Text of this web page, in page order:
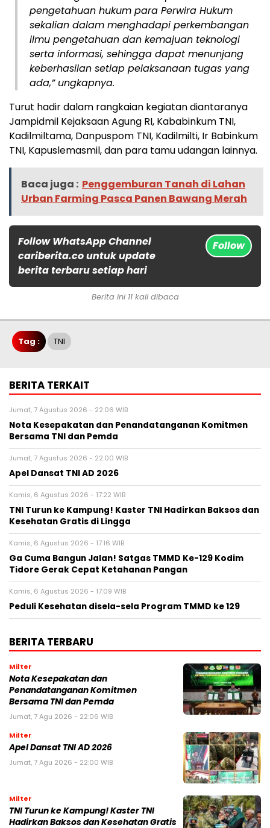
pengetahuan hukum para Perwira Hukum
sekalian dalam menghadapi perkembangan
ilmu pengetahuan dan kemajuan teknologi
serta informasi, sehingga dapat menunjang
keberhasilan setiap pelaksanaan tugas yang
ada,” ungkapnya.
Turut hadir dalam rangkaian kegiatan diantaranya
Jampidmil Kejaksaan Agung RI, Kababinkum TNI,
Kadilmiltama, Danpuspom TNI, Kadilmilti, Ir Babinkum
TNI, Kapuslemasmil, dan para tamu udangan lainnya.
Baca juga : Penggemburan Tanah di Lahan
Urban Farming Pasca Panen Bawang Merah
Follow WhatsApp Channel
cariberita.co untuk update
berita terbaru setiap hari
Follow
Berita ini 11 kali dibaca
Tag : TNI
BERITA TERKAIT
Jumat, 7 Agustus 2026 - 22:06 WIB
Nota Kesepakatan dan Penandatanganan Komitmen
Bersama TNI dan Pemda
Jumat, 7 Agustus 2026 - 22:00 WIB
Apel Dansat TNI AD 2026
Kamis, 6 Agustus 2026 - 17:22 WIB
TNI Turun ke Kampung! Kaster TNI Hadirkan Baksos dan
Kesehatan Gratis di Lingga
Kamis, 6 Agustus 2026 - 17:16 WIB
Ga Cuma Bangun Jalan! Satgas TMMD Ke-129 Kodim
Tidore Gerak Cepat Ketahanan Pangan
Kamis, 6 Agustus 2026 - 17:09 WIB
Peduli Kesehatan disela-sela Program TMMD ke 129
BERITA TERBARU
Milter
Nota Kesepakatan dan
Penandatanganan Komitmen
Bersama TNI dan Pemda
Jumat, 7 Agu 2026 - 22:06 WIB
Milter
Apel Dansat TNI AD 2026
Jumat, 7 Agu 2026 - 22:00 WIB
Milter
TNI Turun ke Kampung! Kaster TNI
Hadirkan Baksos dan Kesehatan Gratis